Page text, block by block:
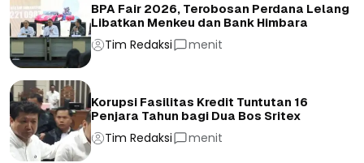
BPA Fair 2026, Terobosan Perdana Lelang
Libatkan Menkeu dan Bank Himbara
Tim Redaksi menit
Korupsi Fasilitas Kredit Tuntutan 16
Penjara Tahun bagi Dua Bos Sritex
Tim Redaksi menit